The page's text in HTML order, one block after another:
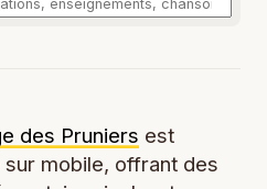
des Pruniers est
mobile, offrant des